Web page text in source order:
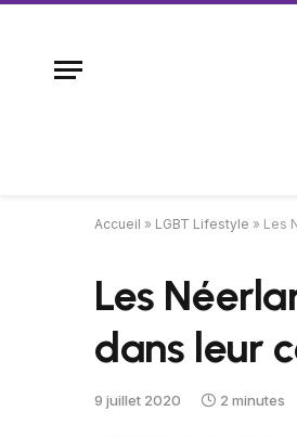
Accueil » LGBT Lifestyle » Les
Les
dans leur
9 juillet 2020 2 minutes